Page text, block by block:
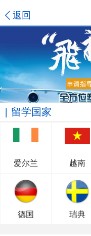
返回
留学国家
爱尔兰 越南
德国 瑞典